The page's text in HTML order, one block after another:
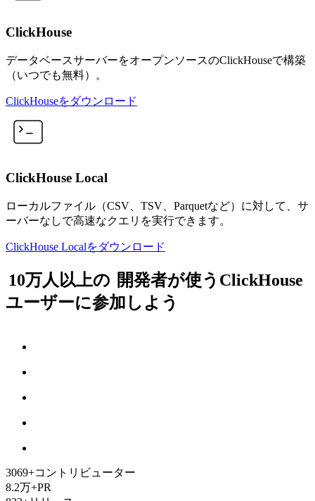
ClickHouse
データベースサーバーをオープンソースのClickHouseで構築
（いつでも無料）。
ClickHouseをダウンロード
ClickHouse Local
ローカルファイル（CSV、TSV、Parquetなど）に対して、サ
ーバーなしで高速なクエリを実行できます。
ClickHouse Localをダウンロード
10万人以上の 開発者が使うClickHouse
ユーザーに参加しよう
3069+コントリビューター
8.2万+PR